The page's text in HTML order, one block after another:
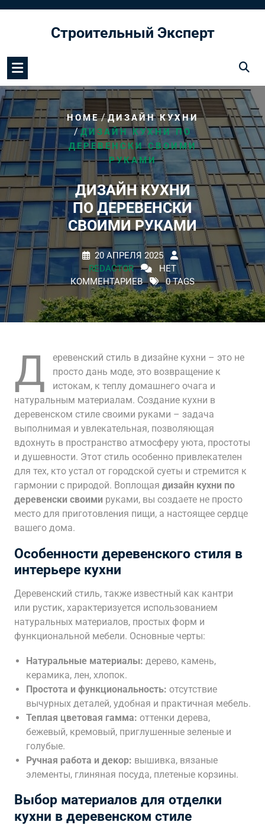
содержимомуСтроительный Эксперт
HOME/ДИЗАЙН КУХНИ
/ДИЗАЙН КУХНИ ПО
ДЕРЕВЕНСКИ СВОИМИ
РУКАМИ
ДИЗАЙН КУХНИ
ПО ДЕРЕВЕНСКИ
СВОИМИ РУКАМИ
20 АПРЕЛЯ 2025
REDACTOR
НЕТ
КОММЕНТАРИЕВ
0 TAGS
Д
еревенский стиль в дизайне кухни – это не
просто дань моде, это возвращение к
истокам, к теплу домашнего очага и
натуральным материалам. Создание кухни в
деревенском стиле своими руками – задача
выполнимая и увлекательная, позволяющая
вдохнуть в пространство атмосферу уюта, простоты
и душевности. Этот стиль особенно привлекателен
для тех, кто устал от городской суеты и стремится к
гармонии с природой. Воплощая дизайн кухни по
деревенски своими руками, вы создаете не просто
место для приготовления пищи, а настоящее сердце
вашего дома.
Особенности деревенского стиля в
интерьере кухни
Деревенский стиль, также известный как кантри
или рустик, характеризуется использованием
натуральных материалов, простых форм и
функциональной мебели. Основные черты:
Натуральные материалы: дерево, камень,
керамика, лен, хлопок.
Простота и функциональность: отсутствие
вычурных деталей, удобная и практичная мебель.
Теплая цветовая гамма: оттенки дерева,
бежевый, кремовый, приглушенные зеленые и
голубые.
Ручная работа и декор: вышивка, вязаные
элементы, глиняная посуда, плетеные корзины.
Выбор материалов для отделки
кухни в деревенском стиле